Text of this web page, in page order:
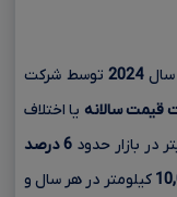
سال2024 توسط شرکت
قیمت سالانه یا اختلاف
6 درصد
کیلومتر در هر سال و